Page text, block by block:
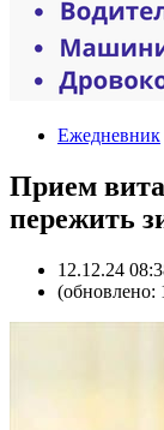
Ежедневник
Прием
пережить
12.12.24
(обновлено: